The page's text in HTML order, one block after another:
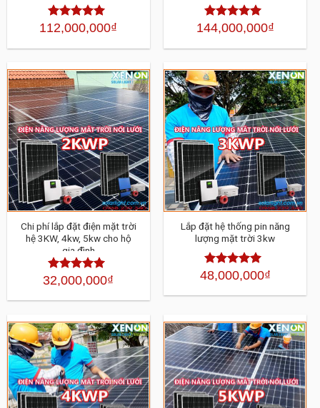
Được xếp
sao
112,000,000₫
Được xếp
sao
144,000,000₫
Chi phí lắp đặt điện mặt trời
hệ 3KW, 4kw, 5kw cho hộ
gia đình
Được xếp
5 sao
32,000,000₫
Lắp đặt hệ thống pin năng
lượng mặt trời 3kw
Được xếp
sao
48,000,000₫